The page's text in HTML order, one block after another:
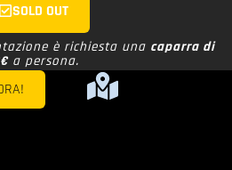
SOLD OUT
è richiesta una caparra di
a persona.
ancora pagare la caparra